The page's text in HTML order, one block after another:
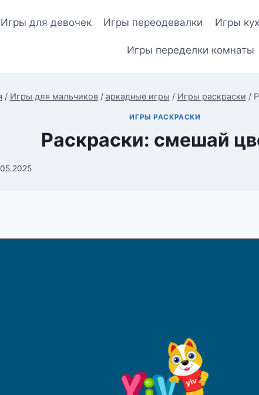
Игры для девочек Игры переодевалки Игры
Игры переделки комнаты
/ Игры для мальчиков / аркадные игры / Игры раскраски /
ИГРЫ РАСКРАСКИ
Раскраски: смешай